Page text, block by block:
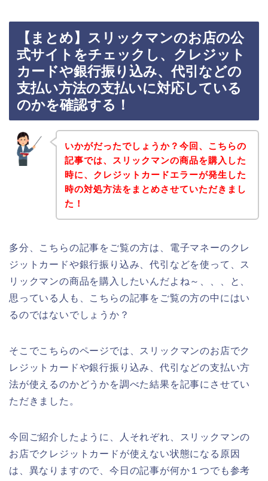
【まとめ】スリックマンのお店の公
式サイトをチェックし、クレジット
カードや銀行振り込み、代引などの
支払い方法の支払いに対応している
のかを確認する！
いかがだったでしょうか？今回、こちらの
記事では、スリックマンの商品を購入した
時に、クレジットカードエラーが発生した
時の対処方法をまとめさせていただきまし
た！
多分、こちらの記事をご覧の方は、電子マネーのクレ
ジットカードや銀行振り込み、代引などを使って、ス
リックマンの商品を購入したいんだよね～、、、と、
思っている人も、こちらの記事をご覧の方の中にはい
るのではないでしょうか？
そこでこちらのページでは、スリックマンのお店でク
レジットカードや銀行振り込み、代引などの支払い方
法が使えるのかどうかを調べた結果を記事にさせてい
ただきました。
今回ご紹介したように、人それぞれ、スリックマンの
お店でクレジットカードが使えない状態になる原因
は、異なりますので、今日の記事が何か１つでも参考